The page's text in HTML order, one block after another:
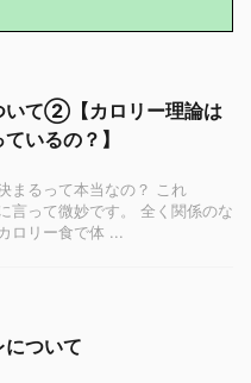
いて②【カロリー理論は
いるの？】
まるって本当なの？ これ
言って微妙です。 全く関係のな
ロリー食で体 ...
ついて